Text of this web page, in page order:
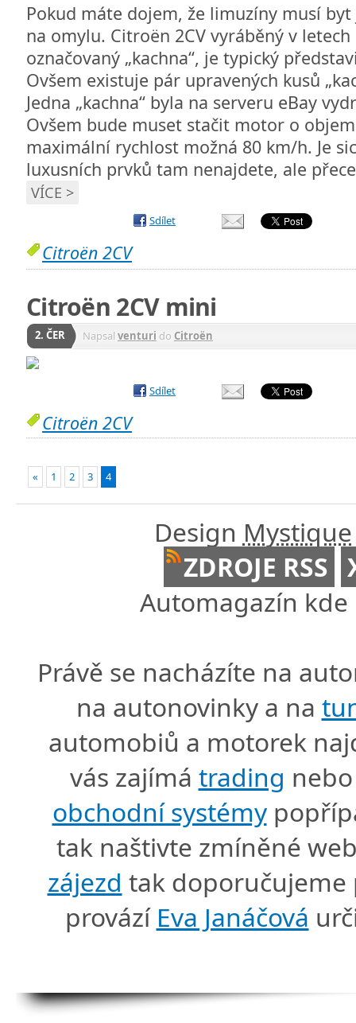
Pokud máte dojem, že limuzíny musí
na omylu. Citroën 2CV vyráběný v
označovaný „kachna“, je typický
Ovšem existuje pár upravených kusů
Jedna „kachna“ byla na serveru eBay
Ovšem bude muset stačit motor o
maximální rychlost možná 80 km/h. Je
luxusních prvků tam nenajdete, ale
VÍCE >
Sdílet
Citroën 2CV
Citroën 2CV mini
2. ČER Napsal venturi do Citroën
Sdílet
Citroën 2CV
« 1 2 3 4
Design Mystique
ZDROJE RSS
Automagazín
Právě se nacházíte na
na autonovinky a na
automobiů a motorek
vás zajímá trading
obchodní systémy
tak naštivte zmíněné
zájezd tak doporučujeme
provází Eva Janáčová